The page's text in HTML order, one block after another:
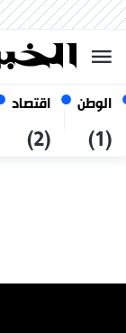
الوطن
(1)
اقتصاد
(2)
06 أغسطس 2026